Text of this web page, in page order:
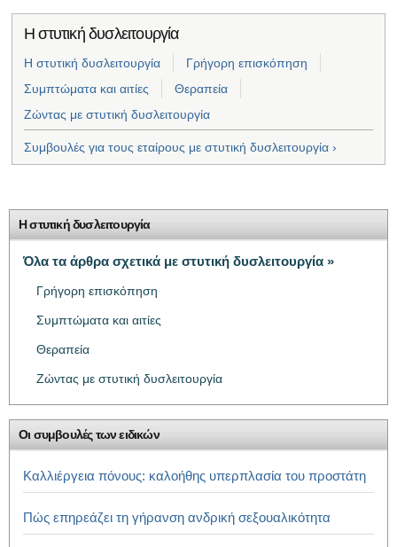
Η στυτική δυσλειτουργία
Η στυτική δυσλειτουργία
Γρήγορη επισκόπηση
Συμπτώματα και αιτίες
Θεραπεία
Ζώντας με στυτική δυσλειτουργία
Συμβουλές για τους εταίρους με στυτική δυσλειτουργία ›
Η στυτική δυσλειτουργία
Όλα τα άρθρα σχετικά με στυτική δυσλειτουργία »
Γρήγορη επισκόπηση
Συμπτώματα και αιτίες
Θεραπεία
Ζώντας με στυτική δυσλειτουργία
Οι συμβουλές των ειδικών
Καλλιέργεια πόνους: καλοήθης υπερπλασία του προστάτη
Πώς επηρεάζει τη γήρανση ανδρική σεξουαλικότητα